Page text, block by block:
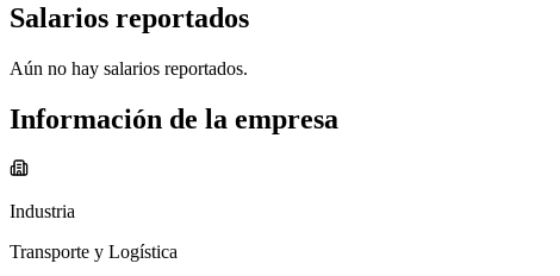
Salarios reportados
Aún no hay salarios reportados.
Información de la empresa
Industria
Transporte y Logística